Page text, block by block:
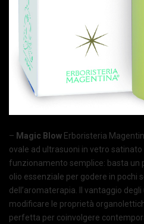
– Magic Blow Erboristeria
ovale ad ultrasuoni in vetro
funzionamento semplice: basta un
olio essenziale per godere in pochi
dell’aromaterapia. Il vantaggio
modificare le proprietà
perfetta per coinvolgere